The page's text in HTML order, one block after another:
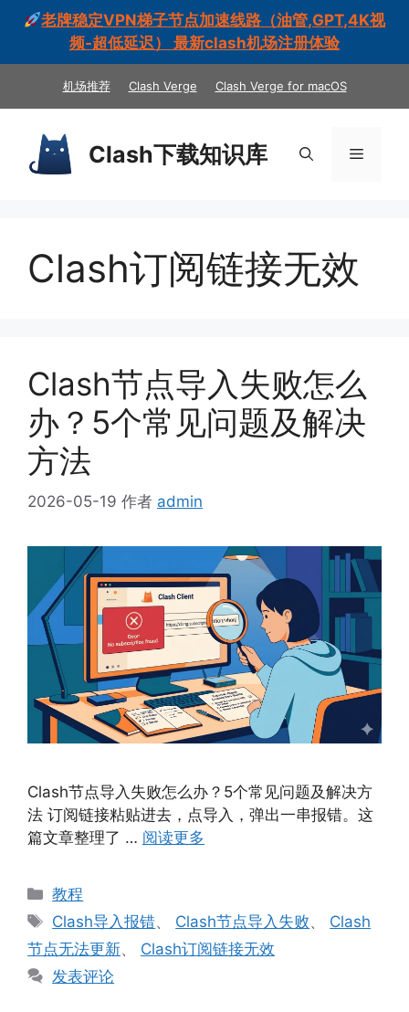
老牌稳定VPN梯子节点加速线路（油管,GPT,4K视
频-超低延迟） 最新clash机场注册体验
机场推荐 Clash Verge Clash Verge for macOS
Clash下载知识库 菜
Clash订阅链接无效
Clash节点导入失败怎么
办？5个常见问题及解决
方法
2026-05-19 作者 admin
Clash节点导入失败怎么办？5个常见问题及解决方
法 订阅链接粘贴进去，点导入，弹出一串报错。这
篇文章整理了 … 阅读更多
分
类
教程
标
签
Clash导入报错、 Clash节点导入失败、 Clash
节点无法更新、 Clash订阅链接无效
发表评论